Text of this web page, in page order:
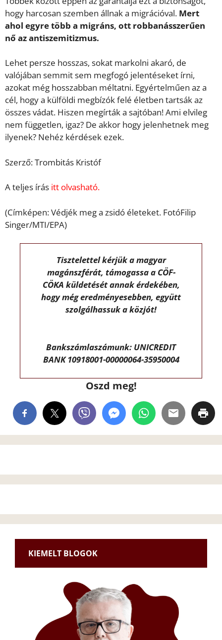
hogy harcosan szemben állnak a migrációval. Mert
ahol egyre több a migráns, ott robbanásszerűen
nő az antiszemitizmus.
Lehet persze hosszas, sokat markolni akaró, de
valójában semmit sem megfogó jelentéseket írni,
azokat még hosszabban méltatni. Egyértelműen az a
cél, hogy a külföldi megbízók felé életben tartsák az
összes vádat. Hiszen megírták a sajtóban! Ami elvileg
nem független, igaz? De akkor hogy jelenhetnek meg
ilyenek? Nehéz kérdések ezek.
Szerző: Trombitás Kristóf
A teljes írás itt olvasható.
(Címképen: Védjék meg a zsidó életeket. FotóFilip
Singer/MTI/EPA)
Tisztelettel kérjük a magyar
magánszférát, támogassa a CÖF-
CÖKA küldetését annak érdekében,
hogy még eredményesebben, együtt
szolgálhassuk a közjót!
Bankszámlaszámunk: UNICREDIT
BANK 10918001-00000064-35950004
Oszd meg!
KIEMELT BLOGOK